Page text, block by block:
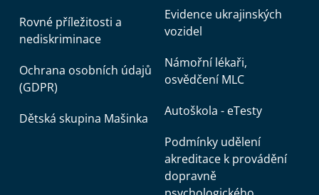
Rovné příležitosti a
nediskriminace
Ochrana osobních údajů
(GDPR)
Dětská skupina Mašinka
Evidence ukrajinských
vozidel
Námořní lékaři,
osvědčení MLC
Autoškola - eTesty
Podmínky udělení
akreditace k provádění
dopravně